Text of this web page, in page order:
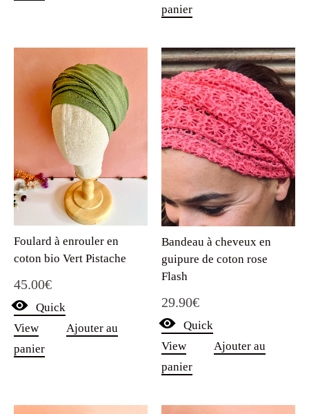
panier
Foulard à enrouler en
coton bio Vert Pistache
45.00€
Quick
View
Ajouter au
panier
Bandeau à cheveux en
guipure de coton rose
Flash
29.90€
Quick
View
Ajouter au
panier